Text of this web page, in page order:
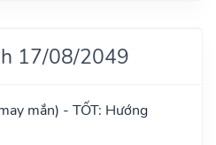
17/08/2049
mắn) - TỐT: Hướng